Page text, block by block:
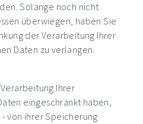
Solange noch nicht
überwiegen, haben Sie
der Verarbeitung Ihrer
Daten zu verlangen.
Ihrer
eingeschränkt haben,
von ihrer Speicherung